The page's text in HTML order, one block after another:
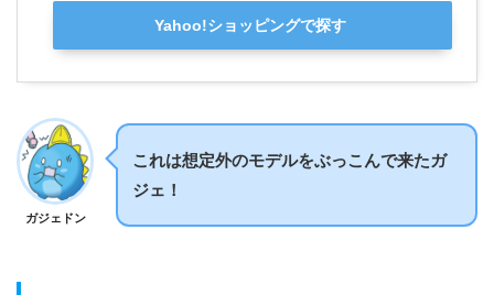
Yahoo!ショッピングで探す
ガジェドン
これは想定外のモデルをぶっこんで来たガ
ジェ！